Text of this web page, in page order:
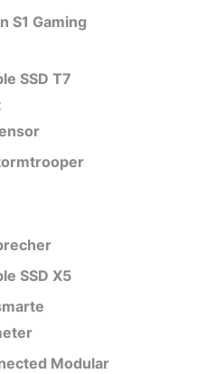
S1 Gaming
SSD T7
SSD X5
Modular